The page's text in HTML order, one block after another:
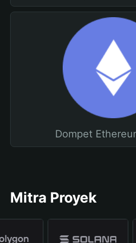
Dompet
Mitra Proyek